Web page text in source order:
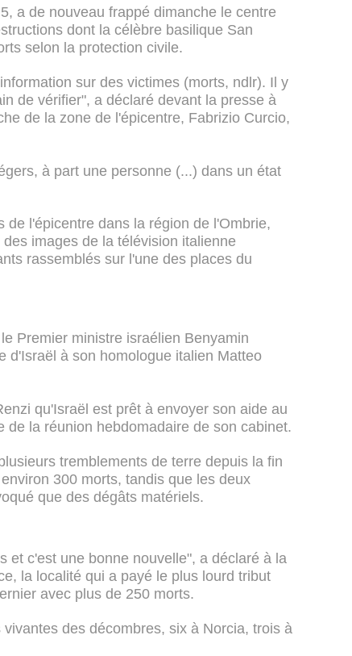
a de nouveau frappé dimanche le centre
dont la célèbre basilique San
selon la protection civile.
sur des victimes (morts, ndlr). Il y
de vérifier", a déclaré devant la presse à
de la zone de l'épicentre, Fabrizio Curcio,
à part une personne (...) dans un état
l'épicentre dans la région de l'Ombrie,
images de la télévision italienne
rassemblés sur l'une des places du
Premier ministre israélien Benyamin
d'Israël à son homologue italien Matteo
qu'Israël est prêt à envoyer son aide au
de la réunion hebdomadaire de son cabinet.
tremblements de terre depuis la fin
300 morts, tandis que les deux
que des dégâts matériels.
et c'est une bonne nouvelle", a déclaré à la
la localité qui a payé le plus lourd tribut
avec plus de 250 morts.
des décombres, six à Norcia, trois à